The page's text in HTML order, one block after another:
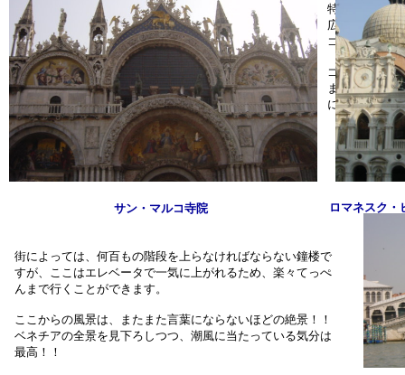
特に、細い運
広がるパノラ
ゴンドラは是
ゴンドラ遊覧
まずは絶対行
にしました。
ロマネスク・
サン・マルコ寺院
街によっては、何百もの階段を上らなければならない鐘楼で
すが、ここはエレベータで一気に上がれるため、楽々てっぺ
んまで行くことができます。
ここからの風景は、またまた言葉にならないほどの絶景！！
ベネチアの全景を見下ろしつつ、潮風に当たっている気分は
最高！！